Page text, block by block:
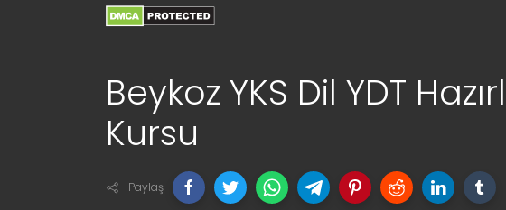
Beykoz YKS Dil YDT
Kursu
Paylaş